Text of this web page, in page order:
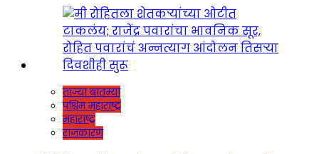
ताज्या बातम्या
पश्चिम महाराष्ट्र
महाराष्ट्र
राजकारण